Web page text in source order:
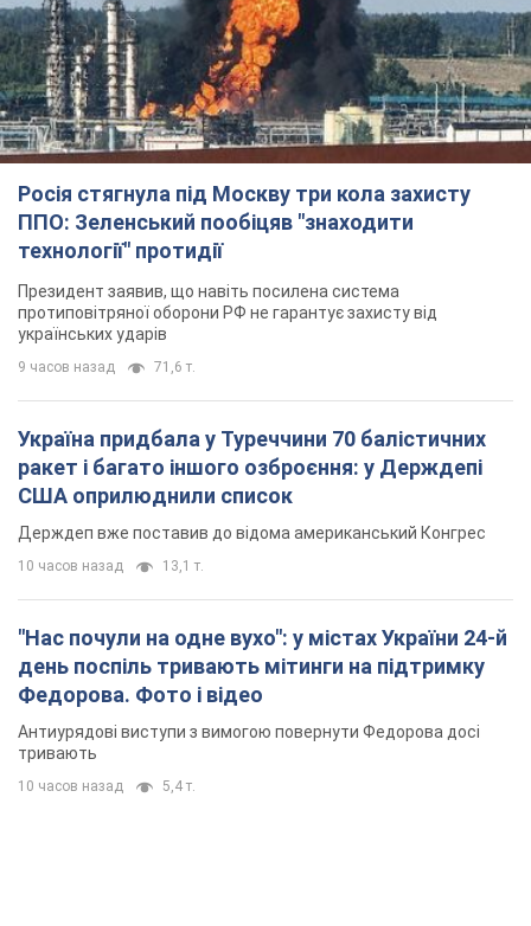
Росія стягнула під Москву три кола захисту
ППО: Зеленський пообіцяв "знаходити
технології" протидії
Президент заявив, що навіть посилена система
протиповітряної оборони РФ не гарантує захисту від
українських ударів
9 часов назад 71,6 т.
Україна придбала у Туреччини 70 балістичних
ракет і багато іншого озброєння: у Держдепі
США оприлюднили список
Держдеп вже поставив до відома американський Конгрес
10 часов назад 13,1 т.
"Нас почули на одне вухо": у містах України 24-й
день поспіль тривають мітинги на підтримку
Федорова. Фото і відео
Антиурядові виступи з вимогою повернути Федорова досі
тривають
10 часов назад 5,4 т.